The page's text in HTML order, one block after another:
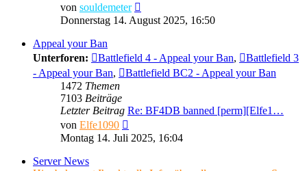
von souldemeter
Beitrag
Donnerstag 14. August 2025, 16:50
Appeal your Ban
Unterforen:
Battlefield 4 - Appeal your Ban,
Battlefield 3
- Appeal your Ban,
Battlefield BC2 - Appeal your Ban
1472 Themen
7103 Beiträge
Letzter Beitrag Re: BF4DB banned [perm][Elfe1…
von Elfe1090
Beitrag
Montag 14. Juli 2025, 16:04
Server News